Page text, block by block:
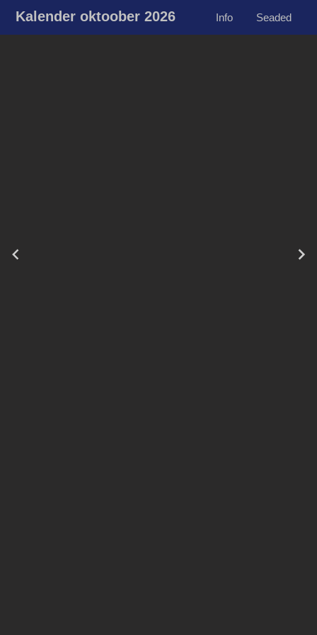
Kalender oktoober 2026 Info Seaded